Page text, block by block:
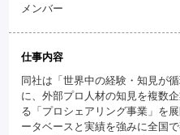
メンバー
仕事内容
同社は「世界中の経験・知見が
に、外部プロ人材の知見を複数
る「プロシェアリング事業」を
ータベースと実績を強みに全国